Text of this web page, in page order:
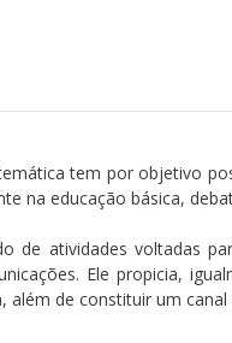
tem por objetivo
na educação básica,
de atividades voltadas
Ele propicia,
além de constituir um